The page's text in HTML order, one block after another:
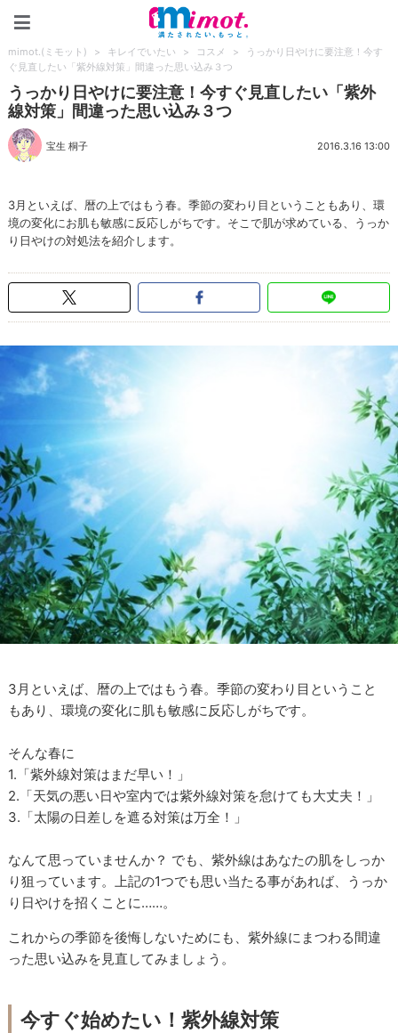
mimot.(ミモット) > キレイでいたい > コスメ >
うっかり日やけに要注意！今す
ぐ見直したい「紫外線対策」間違った思い込み３つ
うっかり日やけに要注意！今すぐ見直したい「紫外
線対策」間違った思い込み３つ
宝生 桐子 2016.3.16 13:00
3月といえば、暦の上ではもう春。季節の変わり目ということもあり、環
境の変化にお肌も敏感に反応しがちです。そこで肌が求めている、うっか
り日やけの対処法を紹介します。
3月といえば、暦の上ではもう春。季節の変わり目ということ
もあり、環境の変化に肌も敏感に反応しがちです。
そんな春に
1.「紫外線対策はまだ早い！」
2.「天気の悪い日や室内では紫外線対策を怠けても大丈夫！」
3.「太陽の日差しを遮る対策は万全！」
なんて思っていませんか？ でも、紫外線はあなたの肌をしっか
り狙っています。上記の1つでも思い当たる事があれば、うっか
り日やけを招くことに……。
これからの季節を後悔しないためにも、紫外線にまつわる間違
った思い込みを見直してみましょう。
今すぐ始めたい！紫外線対策